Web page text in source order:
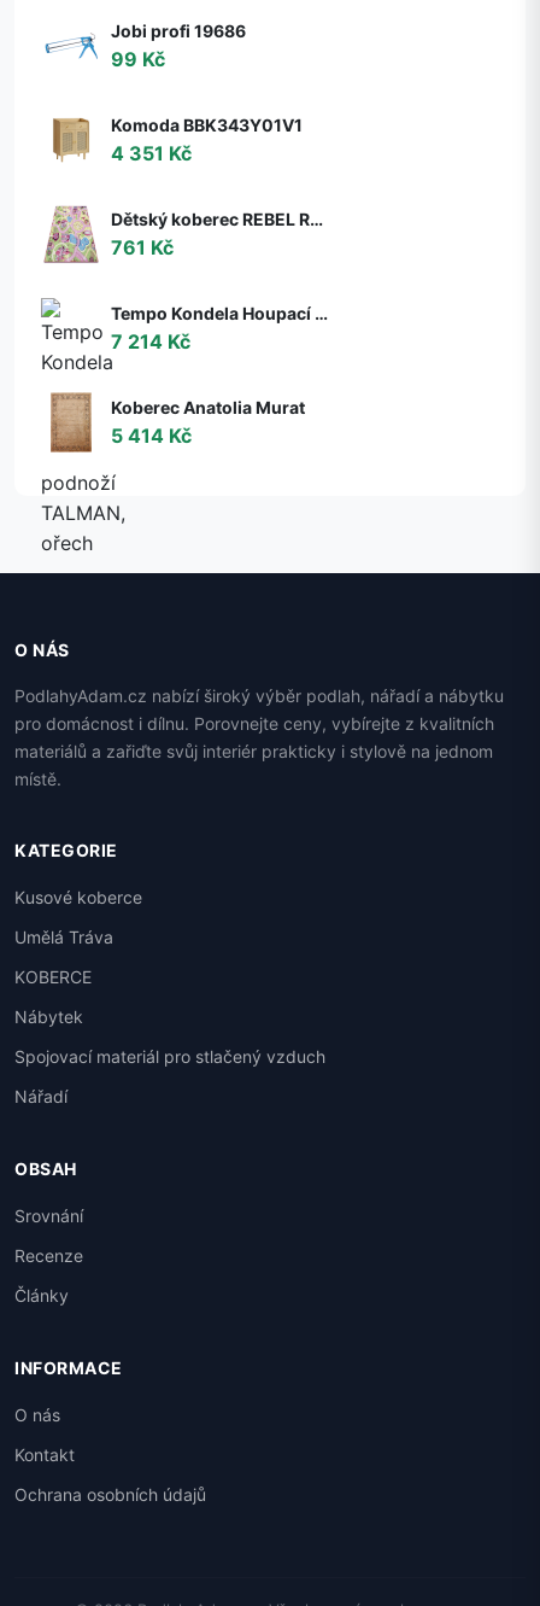
Jobi profi 19686
99 Kč
Komoda BBK343Y01V1
4 351 Kč
Dětský koberec REBEL ROADS Sweet town 26 Cukrovinky, protiskluzový - růžový / zelený
761 Kč
Tempo Kondela Houpací křeslo s podnoží TALMAN, ořech
7 214 Kč
Koberec Anatolia Murat
5 414 Kč
O NÁS
PodlahyAdam.cz nabízí široký výběr podlah, nářadí a nábytku
pro domácnost i dílnu. Porovnejte ceny, vybírejte z kvalitních
materiálů a zařiďte svůj interiér prakticky i stylově na jednom
místě.
KATEGORIE
Kusové koberce
Umělá Tráva
KOBERCE
Nábytek
Spojovací materiál pro stlačený vzduch
Nářadí
OBSAH
Srovnání
Recenze
Články
INFORMACE
O nás
Kontakt
Ochrana osobních údajů